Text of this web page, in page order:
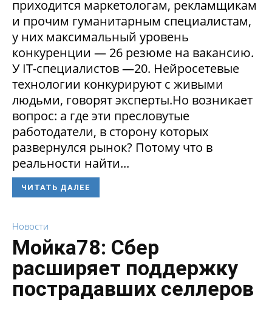
приходится маркетологам, рекламщикам
и прочим гуманитарным специалистам,
у них максимальный уровень
конкуренции — 26 резюме на вакансию.
У IT-специалистов —20. Нейросетевые
технологии конкурируют с живыми
людьми, говорят эксперты.Но возникает
вопрос: а где эти пресловутые
работодатели, в сторону которых
развернулся рынок? Потому что в
реальности найти...
ЧИТАТЬ ДАЛЕЕ
Новости
Мойка78: Сбер
расширяет поддержку
пострадавших селлеров